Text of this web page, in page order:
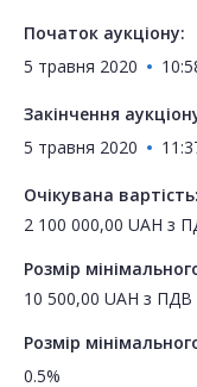
Початок аукціону:
5 травня 2020
Закінчення
5 травня 2020
Очікувана вартість:
2 100 000,00 UAH з
Розмір
10 500,00 UAH з ПДВ
Розмір
0.5%